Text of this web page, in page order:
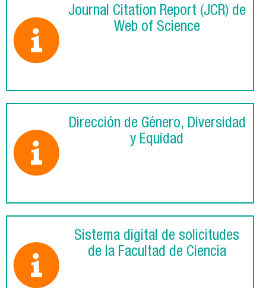
Journal Citation Report (JCR) de
Web of Science
Dirección de Género, Diversidad
y Equidad
Sistema digital de solicitudes
de la Facultad de Ciencia